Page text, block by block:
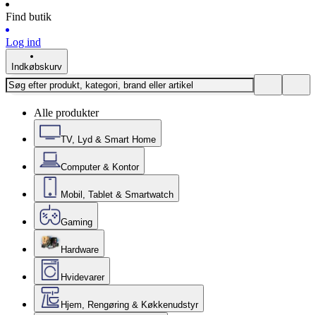
Find butik
Log ind
Indkøbskurv
Alle produkter
TV, Lyd & Smart Home
Computer & Kontor
Mobil, Tablet & Smartwatch
Gaming
Hardware
Hvidevarer
Hjem, Rengøring & Køkkenudstyr